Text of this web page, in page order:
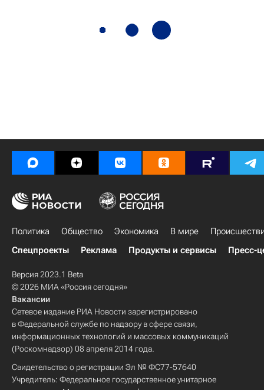
Политика Общество Экономика В мире
Спецпроекты
Реклама Продукты и сервисы Пресс-
Версия 2023.1 Beta
© 2026 МИА «Россия сегодня»
Вакансии
Сетевое издание РИА Новости зарегистрировано
в Федеральной службе по надзору в сфере связи,
информационных технологий и массовых коммуникаций
(Роскомнадзор) 08 апреля 2014 года.
Свидетельство о регистрации Эл № ФС77-57640
Учредитель: Федеральное государственное унитарное